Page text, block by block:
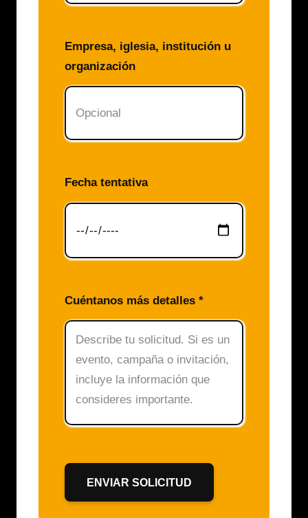
Empresa, iglesia, institución u
organización
Fecha tentativa
Cuéntanos más detalles *